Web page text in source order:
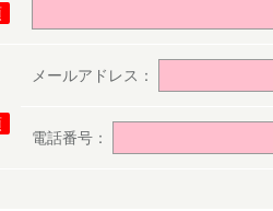
メールアドレス：
電話番号：